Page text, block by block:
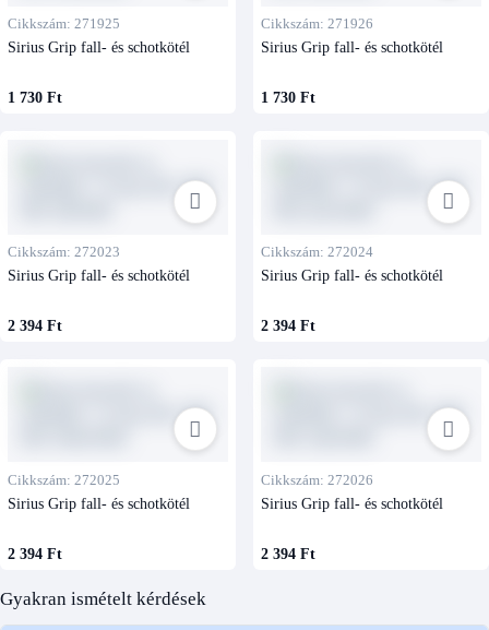
Cikkszám: 271925
Sirius Grip fall- és schotkötél
1 730 Ft
Cikkszám: 271926
Sirius Grip fall- és schotkötél
1 730 Ft
Cikkszám: 272023
Sirius Grip fall- és schotkötél
2 394 Ft
Cikkszám: 272024
Sirius Grip fall- és schotkötél
2 394 Ft
Cikkszám: 272025
Sirius Grip fall- és schotkötél
2 394 Ft
Cikkszám: 272026
Sirius Grip fall- és schotkötél
2 394 Ft
Gyakran ismételt kérdések